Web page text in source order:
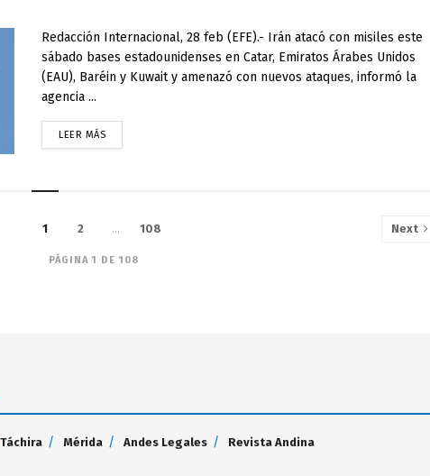
Redacción Internacional, 28 feb (EFE).- Irán atacó con misiles este
sábado bases estadounidenses en Catar, Emiratos Árabes Unidos
(EAU), Baréin y Kuwait y amenazó con nuevos ataques, informó la
agencia ...
LEER MÁS
PÁGINA 1 DE 108
1 2 … 108 Next
Táchira Mérida Andes Legales Revista Andina